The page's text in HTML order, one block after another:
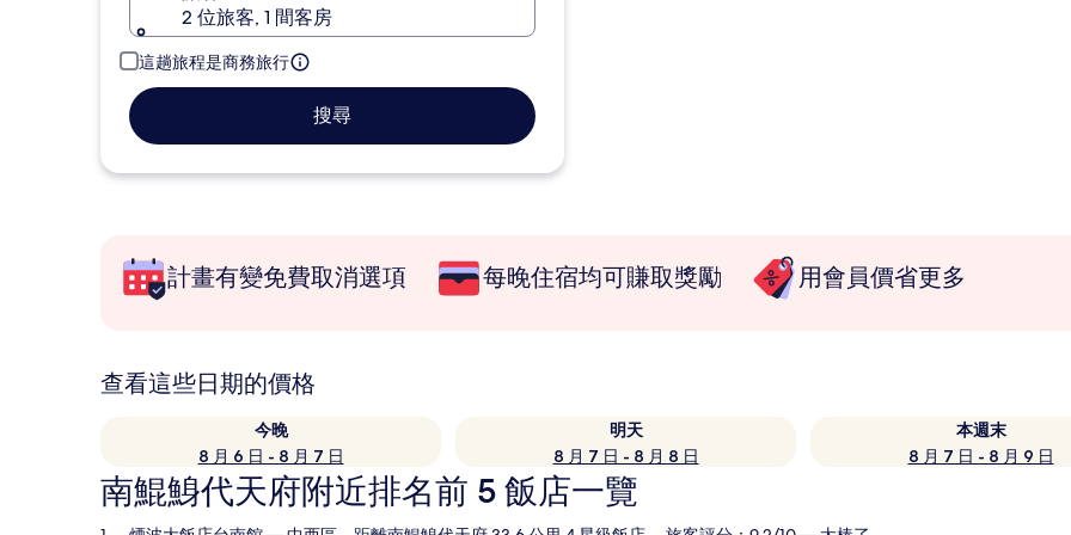
2 位旅客, 1 間客房
這趟旅程是商務旅行
搜尋
計畫有變免費取消選項 每晚住宿均可賺取獎勵 用會員價省更多
查看這些日期的價格
今晚
8 月 6 日 - 8 月 7 日
明天
8 月 7 日 - 8 月 8 日
本週末
8 月 7 日 - 8 月 9 日
南鯤鯓代天府附近排名前 5 飯店一覽